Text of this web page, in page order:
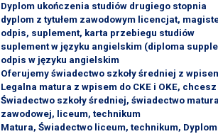
Dyplom ukończenia studiów drugiego stopnia
dyplom z tytułem zawodowym licencjat,
odpis, suplement, karta przebiegu studiów
suplement w języku angielskim (diploma
odpis w języku angielskim
Oferujemy świadectwo szkoły średniej z
Legalna matura z wpisem do CKE i OKE,
Świadectwo szkoły średniej, świadectwo
zawodowej, liceum, technikum
Matura, Świadectwo liceum, technikum,